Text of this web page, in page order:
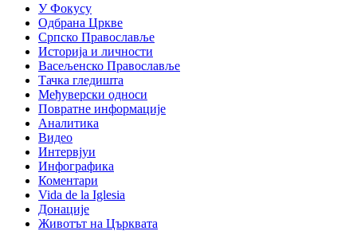
У Фокусу
Одбрана Цркве
Српско Православље
Историја и личности
Васељенско Православље
Тачка гледишта
Међуверски односи
Повратне информације
Аналитика
Видео
Интервјуи
Инфографика
Коментари
Vida de la Iglesia
Донације
Животът на Църквата